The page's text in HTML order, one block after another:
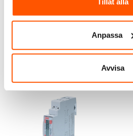
Anpassa
Avvisa
LÄGG I VARUKORG
ANDRA KUNDER KÖPTE ÄVEN